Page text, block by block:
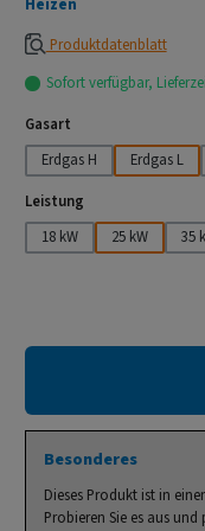
Heizen
Produktdatenblatt
Sofort verfügbar,
Gasart
Erdgas H
Erdgas L
Leistung
18 kW
25 kW 35
Produkt Anzahl: Gib den
Besonderes
Dieses Produkt ist in
Probieren Sie es aus